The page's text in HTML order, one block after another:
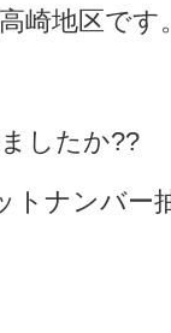
崎地区です
したか??
トナンバー